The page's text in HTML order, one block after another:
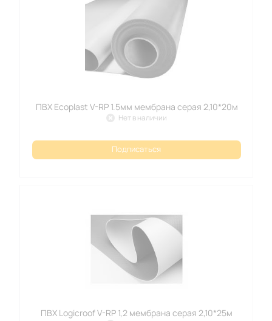
ПВХ Ecoplast V-RP 1.5мм мембрана серая 2,10*20м
Нет в наличии
Подписаться
ПВХ Logicroof V-RP 1,2 мембрана серая 2,10*25м